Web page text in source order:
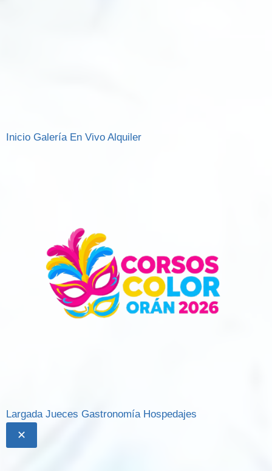
Inicio Galería En Vivo Alquiler
Largada Jueces Gastronomía Hospedajes
✕